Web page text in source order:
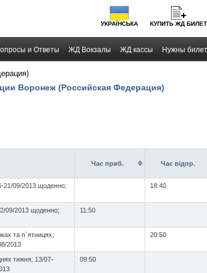
УКРАЇНСЬКА КУПИТЬ ЖД БИЛЕТ
и Ответы ЖД Вокзалы ЖД кассы Нужны
Воронеж (Российская Федерация)
Час приб. Час вiдпр.
21/09/2013 щоденно;
18:40
09/2013 щоденно;
11:50
та п`ятницях;
2013
20:50
тижня; 13/07-
09:50